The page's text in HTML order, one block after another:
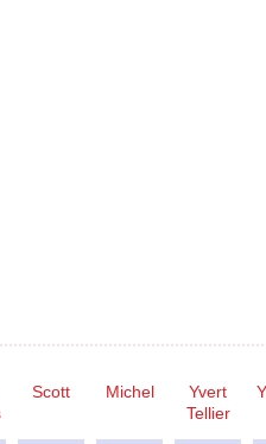
Scott Michel
Yvert
Tellier